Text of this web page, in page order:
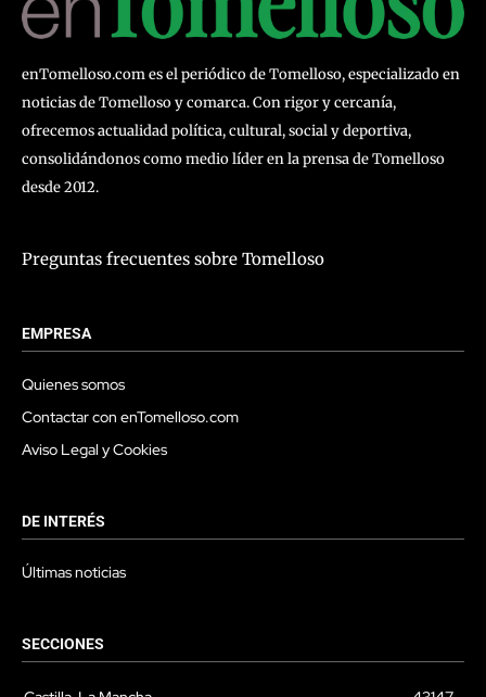
enTomelloso.com es el periódico de Tomelloso, especializado en
noticias de Tomelloso y comarca. Con rigor y cercanía,
ofrecemos actualidad política, cultural, social y deportiva,
consolidándonos como medio líder en la prensa de Tomelloso
desde 2012.
Preguntas frecuentes sobre Tomelloso
EMPRESA
Quienes somos
Contactar con enTomelloso.com
Aviso Legal y Cookies
DE INTERÉS
Últimas noticias
SECCIONES